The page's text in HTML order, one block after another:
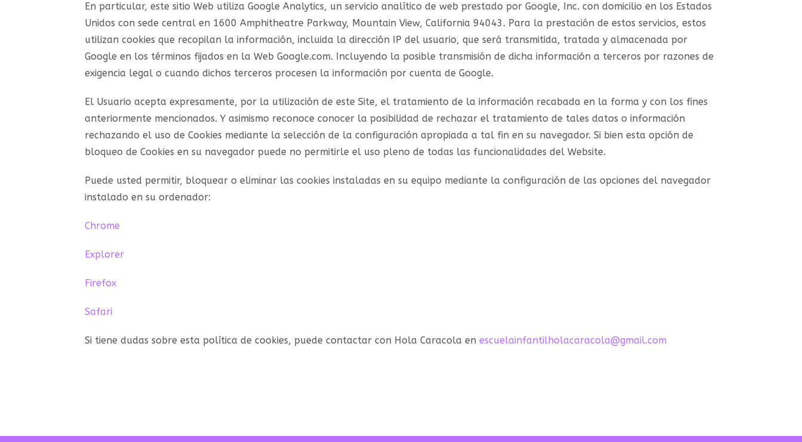
En particular, este sitio Web utiliza Google Analytics, un servicio analítico de web prestado por Google, Inc. con domicilio en los Estados
Unidos con sede central en 1600 Amphitheatre Parkway, Mountain View, California 94043. Para la prestación de estos servicios, estos
utilizan cookies que recopilan la información, incluida la dirección IP del usuario, que será transmitida, tratada y almacenada por
Google en los términos fijados en la Web Google.com. Incluyendo la posible transmisión de dicha información a terceros por razones de
exigencia legal o cuando dichos terceros procesen la información por cuenta de Google.
El Usuario acepta expresamente, por la utilización de este Site, el tratamiento de la información recabada en la forma y con los fines
anteriormente mencionados. Y asimismo reconoce conocer la posibilidad de rechazar el tratamiento de tales datos o información
rechazando el uso de Cookies mediante la selección de la configuración apropiada a tal fin en su navegador. Si bien esta opción de
bloqueo de Cookies en su navegador puede no permitirle el uso pleno de todas las funcionalidades del Website.
Puede usted permitir, bloquear o eliminar las cookies instaladas en su equipo mediante la configuración de las opciones del navegador
instalado en su ordenador:
Chrome
Explorer
Firefox
Safari
Si tiene dudas sobre esta política de cookies, puede contactar con Hola Caracola en escuelainfantilholacaracola@gmail.com